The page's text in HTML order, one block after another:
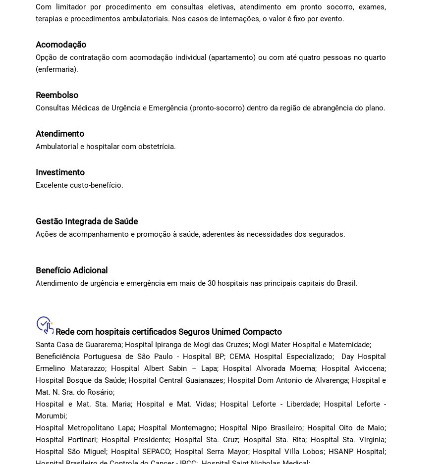
Com limitador por procedimento em consultas eletivas, atendimento em pronto socorro, exames,
terapias e procedimentos ambulatoriais. Nos casos de internações, o valor é fixo por evento.
Acomodação
Opção de contratação com acomodação individual (apartamento) ou com até quatro pessoas no quarto
(enfermaria).
Reembolso
Consultas Médicas de Urgência e Emergência (pronto-socorro) dentro da região de abrangência do plano.
Atendimento
Ambulatorial e hospitalar com obstetrícia.
Investimento
Excelente custo-benefício.
Gestão Integrada de Saúde
Ações de acompanhamento e promoção à saúde, aderentes às necessidades dos segurados.
Benefício Adicional
Atendimento de urgência e emergência em mais de 30 hospitais nas principais capitais do Brasil.
Rede com hospitais certificados Seguros Unimed Compacto
Santa Casa de Guararema; Hospital Ipiranga de Mogi das Cruzes; Mogi Mater Hospital e Maternidade;
Beneficiência Portuguesa de São Paulo - Hospital BP; CEMA Hospital Especializado; Day Hospital
Ermelino Matarazzo; Hospital Albert Sabin – Lapa; Hospital Alvorada Moema; Hospital Aviccena;
Hospital Bosque da Saúde; Hospital Central Guaianazes; Hospital Dom Antonio de Alvarenga; Hospital e
Mat. N. Sra. do Rosário;
Hospital e Mat. Sta. Maria; Hospital e Mat. Vidas; Hospital Leforte - Liberdade; Hospital Leforte -
Morumbi;
Hospital Metropolitano Lapa; Hospital Montemagno; Hospital Nipo Brasileiro; Hospital Oito de Maio;
Hospital Portinari; Hospital Presidente; Hospital Sta. Cruz; Hospital Sta. Rita; Hospital Sta. Virgínia;
Hospital São Miguel; Hospital SEPACO; Hospital Serra Mayor; Hospital Villa Lobos; HSANP Hospital;